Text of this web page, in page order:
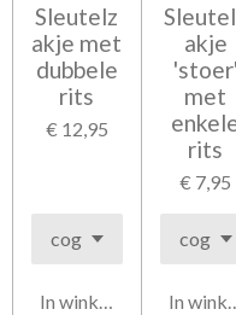
Sleutelz
akje met
dubbele
rits
€ 12,95
In winkelwagen
akje
'stoer'
met
rits
€ 7,95
In